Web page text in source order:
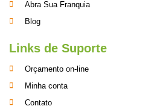
Abra Sua Franquia
Blog
Links de Suporte
Orçamento on-line
Minha conta
Contato